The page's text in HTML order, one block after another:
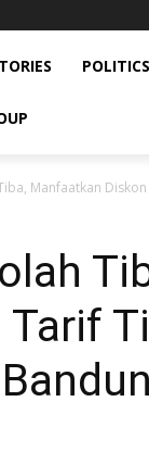
POLITICS
Manfaatkan